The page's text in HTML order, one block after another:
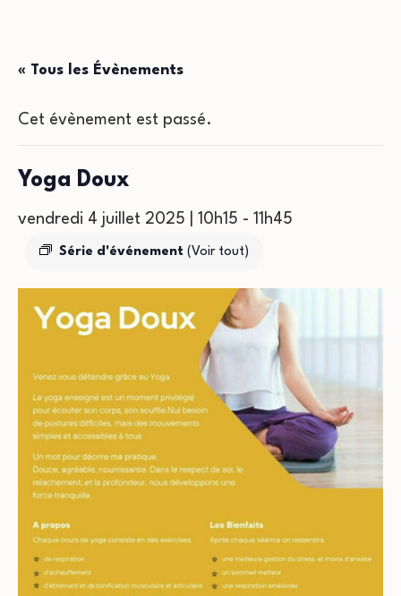
« Tous les Évènements
Cet évènement est passé.
Yoga Doux
vendredi 4 juillet 2025 | 10h15 - 11h45
Série d'événement (Voir tout)